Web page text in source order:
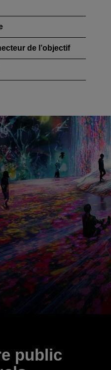
de l’objectif
public